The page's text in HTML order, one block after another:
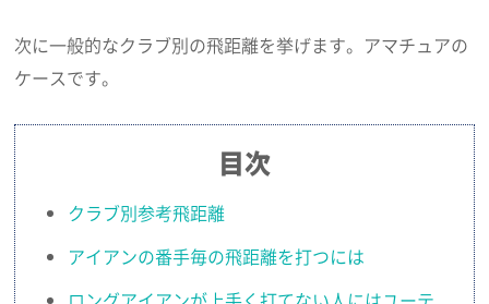
次に一般的なクラブ別の飛距離を挙げます。アマチュアの
ケースです。
目次
クラブ別参考飛距離
アイアンの番手毎の飛距離を打つには